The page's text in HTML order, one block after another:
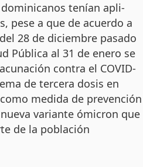
dominicanos tenían apli­
pe­se a que de acuerdo a
28 de diciembre pasado
Públi­ca al 31 de enero se
contra el COVID-
de ter­cera dosis en
medida de prevención
variante ómicron que
de la población